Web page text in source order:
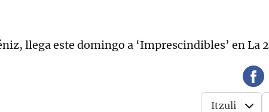
llega este domingo a ‘Imprescindibles’ en La 2
Itzuli